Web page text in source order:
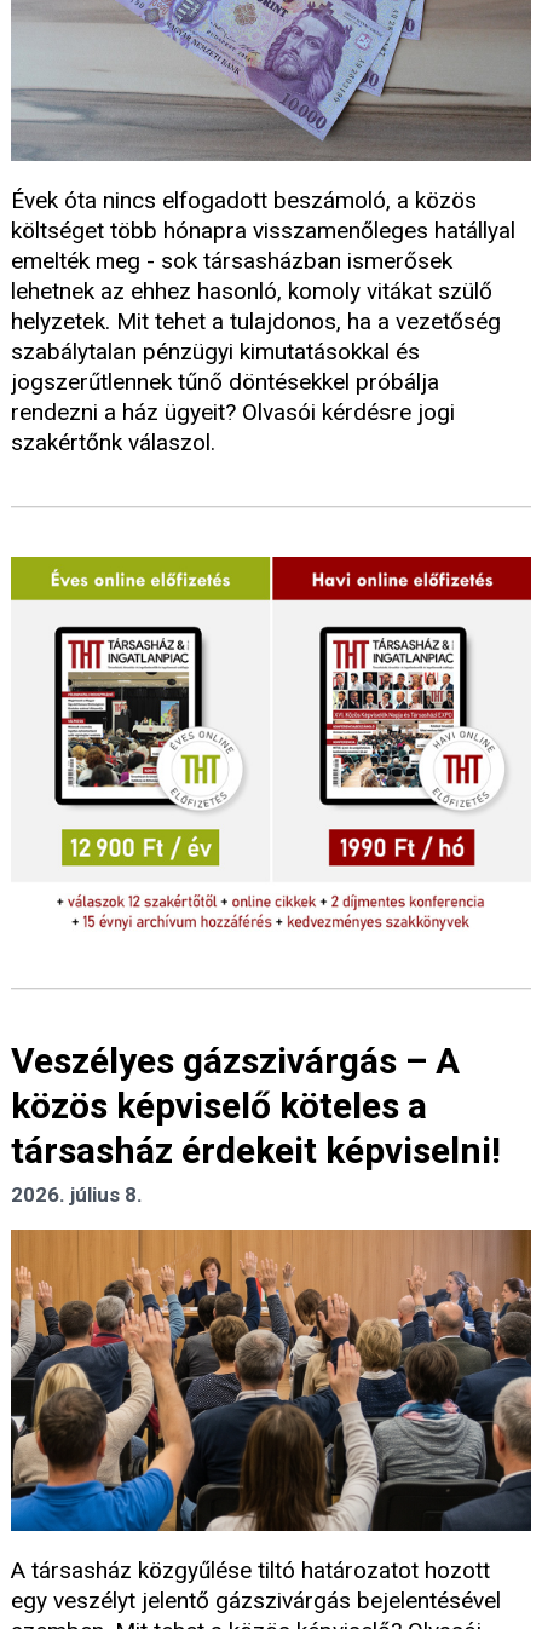
Évek óta nincs elfogadott beszámoló, a közös
költséget több hónapra visszamenőleges hatállyal
emelték meg - sok társasházban ismerősek
lehetnek az ehhez hasonló, komoly vitákat szülő
helyzetek. Mit tehet a tulajdonos, ha a vezetőség
szabálytalan pénzügyi kimutatásokkal és
jogszerűtlennek tűnő döntésekkel próbálja
rendezni a ház ügyeit? Olvasói kérdésre jogi
szakértőnk válaszol.
Veszélyes gázszivárgás – A
közös képviselő köteles a
társasház érdekeit képviselni!
2026. július 8.
A társasház közgyűlése tiltó határozatot hozott
egy veszélyt jelentő gázszivárgás bejelentésével